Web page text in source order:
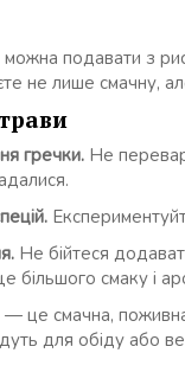
можна подавати з
не лише смачну,
гречки. Не
Не бійтеся
більшого смаку і
це смачна,
для обіду або